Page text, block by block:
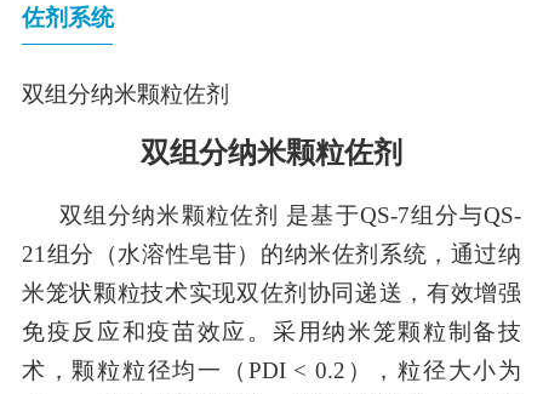
佐剂系统
双组分纳米颗粒佐剂
双组分纳米颗粒佐剂
双组分纳米颗粒佐剂 是基于QS-7组分与QS-
21 组分 （水溶性皂苷）的纳米佐剂系统，通过纳
米笼状颗粒技术实现双佐剂协同递送 ，有效增强
免疫反应和疫苗效应 。采用纳米笼颗粒制备技
术，颗粒粒径均一
（ PDI < 0.2 ），粒径大小为